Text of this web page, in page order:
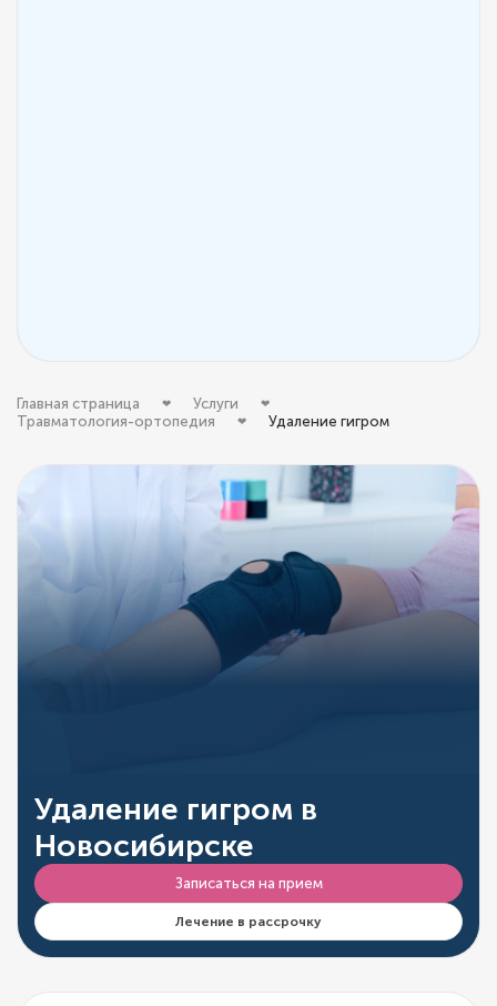
Главная страница
Услуги
Травматология-ортопедия
Удаление гигром
Удаление гигром в
Новосибирске
Записаться на прием
Лечение в рассрочку